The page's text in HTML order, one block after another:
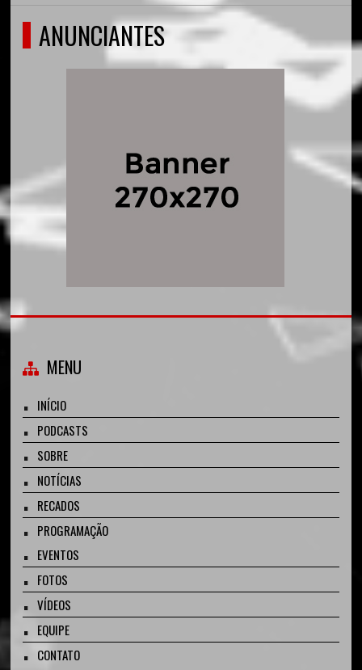
ANUNCIANTES
MENU
INÍCIO
PODCASTS
SOBRE
NOTÍCIAS
RECADOS
PROGRAMAÇÃO
EVENTOS
FOTOS
VÍDEOS
EQUIPE
CONTATO